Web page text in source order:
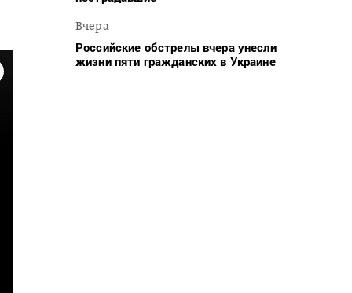
Вчера
Российские обстрелы вчера унесли
жизни пяти гражданских в Украине